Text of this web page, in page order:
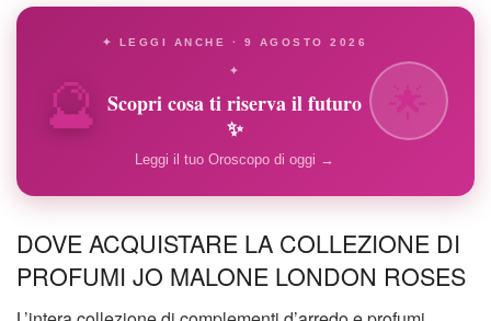
🔮
✦ LEGGI ANCHE · 9 AGOSTO 2026
✦
Scopri cosa ti riserva il futuro
✨
Leggi il tuo Oroscopo di oggi →
DOVE ACQUISTARE LA COLLEZIONE DI
PROFUMI JO MALONE LONDON ROSES